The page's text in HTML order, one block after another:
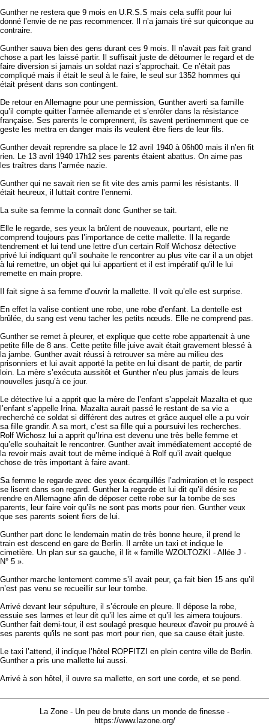
Gunther ne restera que 9 mois en U.R.S.S mais cela suffit pour lui
donné l’envie de ne pas recommencer. Il n’a jamais tiré sur quiconque au
contraire.
Gunther sauva bien des gens durant ces 9 mois. Il n’avait pas fait grand
chose a part les laissé partir. Il suffisait juste de détourner le regard et de
faire diversion si jamais un soldat nazi s’approchait. Ce n’était pas
compliqué mais il était le seul à le faire, le seul sur 1352 hommes qui
était présent dans son contingent.
De retour en Allemagne pour une permission, Gunther averti sa famille
qu’il compte quitter l’armée allemande et s’enrôler dans la résistance
française. Ses parents le comprennent, ils savent pertinemment que ce
geste les mettra en danger mais ils veulent être fiers de leur fils.
Gunther devait reprendre sa place le 12 avril 1940 à 06h00 mais il n’en fit
rien. Le 13 avril 1940 17h12 ses parents étaient abattus. On aime pas
les traîtres dans l’armée nazie.
Gunther qui ne savait rien se fit vite des amis parmi les résistants. Il
était heureux, il luttait contre l’ennemi.
La suite sa femme la connaît donc Gunther se tait.
Elle le regarde, ses yeux la brûlent de nouveaux, pourtant, elle ne
comprend toujours pas l’importance de cette mallette. Il la regarde
tendrement et lui tend une lettre d’un certain Rolf Wichosz détective
privé lui indiquant qu’il souhaite le rencontrer au plus vite car il a un objet
à lui remettre, un objet qui lui appartient et il est impératif qu’il le lui
remette en main propre.
Il fait signe à sa femme d’ouvrir la mallette. Il voit qu’elle est surprise.
En effet la valise contient une robe, une robe d’enfant. La dentelle est
brûlée, du sang est venu tacher les petits nœuds. Elle ne comprend pas.
Gunther se remet à pleurer, et explique que cette robe appartenait à une
petite fille de 8 ans. Cette petite fille juive avait était gravement blessé à
la jambe. Gunther avait réussi à retrouver sa mère au milieu des
prisonniers et lui avait apporté la petite en lui disant de partir, de partir
loin. La mère s’exécuta aussitôt et Gunther n’eu plus jamais de leurs
nouvelles jusqu’à ce jour.
Le détective lui a apprit que la mère de l’enfant s’appelait Mazalta et que
l’enfant s’appelle Irina. Mazalta aurait passé le restant de sa vie a
recherché ce soldat si différent des autres et grâce auquel elle a pu voir
sa fille grandir. A sa mort, c’est sa fille qui a poursuivi les recherches.
Rolf Wichosz lui a apprit qu’Irina est devenu une très belle femme et
qu’elle souhaitait le rencontrer. Gunther avait immédiatement accepté de
la revoir mais avait tout de même indiqué à Rolf qu’il avait quelque
chose de très important à faire avant.
Sa femme le regarde avec des yeux écarquillés l’admiration et le respect
se lisent dans son regard. Gunther la regarde et lui dit qu’il désire se
rendre en Allemagne afin de déposer cette robe sur la tombe de ses
parents, leur faire voir qu’ils ne sont pas morts pour rien. Gunther veux
que ses parents soient fiers de lui.
Gunther part donc le lendemain matin de très bonne heure, il prend le
train est descend en gare de Berlin. Il arrête un taxi et indique le
cimetière. Un plan sur sa gauche, il lit « famille WZOLTOZKI - Allée J -
N° 5 ».
Gunther marche lentement comme s’il avait peur, ça fait bien 15 ans qu’il
n’est pas venu se recueillir sur leur tombe.
Arrivé devant leur sépulture, il s’écroule en pleure. Il dépose la robe,
essuie ses larmes et leur dit qu’il les aime et qu’il les aimera toujours.
Gunther fait demi-tour, il est soulagé presque heureux d'avoir pu prouvé à
ses parents qu'ils ne sont pas mort pour rien, que sa cause était juste.
Le taxi l’attend, il indique l’hôtel ROPFITZI en plein centre ville de Berlin.
Gunther a pris une mallette lui aussi.
Arrivé à son hôtel, il ouvre sa mallette, en sort une corde, et se pend.
La Zone - Un peu de brute dans un monde de finesse -
https://www.lazone.org/